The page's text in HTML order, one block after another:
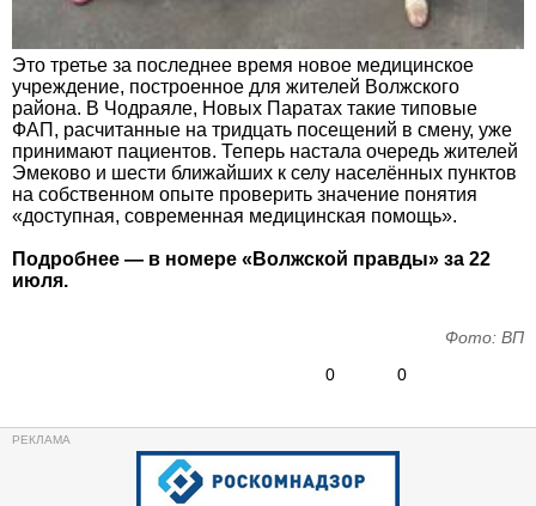
Это третье за последнее время новое медицинское
учреждение, построенное для жителей Волжского
района. В Чодраяле, Новых Паратах такие типовые
ФАП, расчитанные на тридцать посещений в смену, уже
принимают пациентов. Теперь настала очередь жителей
Эмеково и шести ближайших к селу населённых пунктов
на собственном опыте проверить значение понятия
«доступная, современная медицинская помощь».
Подробнее — в номере «Волжской правды» за 22
июля.
Фото: ВП
0
0